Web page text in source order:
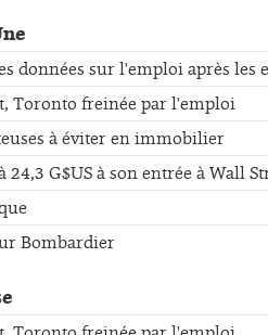
données sur l'emploi après
Toronto freinée par l'emploi
à éviter en immobilier
G$US à son entrée à Wall
Bombardier